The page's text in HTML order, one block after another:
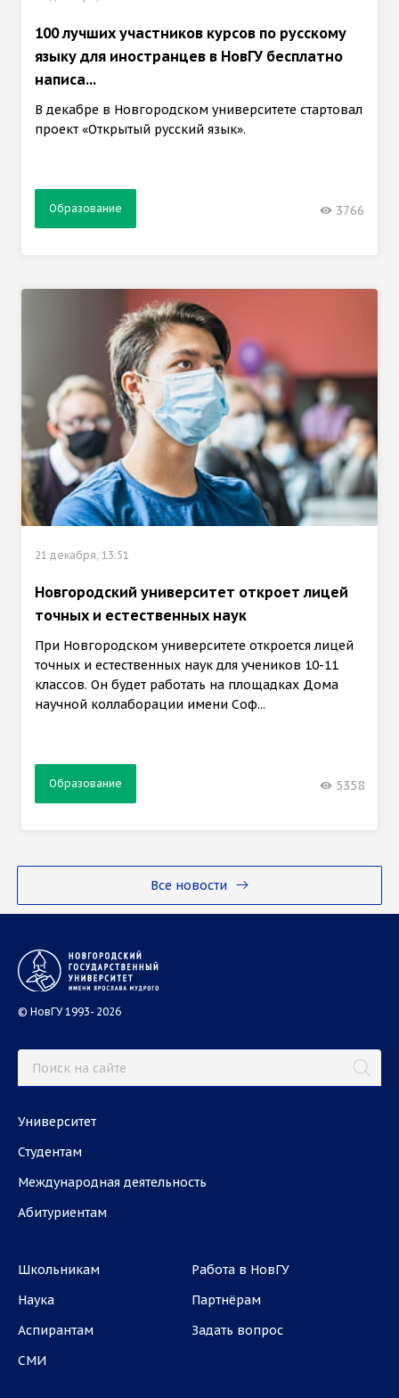
Все новости
100 лучших участников курсов по русскому
языку для иностранцев в НовГУ бесплатно
написа...
В декабре в Новгородском университете стартовал
проект «Открытый русский язык».
Образование 3766
21 декабря, 13:51
Новгородский университет откроет лицей
точных и естественных наук
При Новгородском университете откроется лицей
точных и естественных наук для учеников 10-11
классов. Он будет работать на площадках Дома
научной коллаборации имени Соф...
Образование 5358
© НовГУ 1993- 2026
Университет
Студентам
Международная деятельность
Абитуриентам
Школьникам
Наука
Аспирантам
СМИ
Работа в НовГУ
Партнёрам
Задать вопрос